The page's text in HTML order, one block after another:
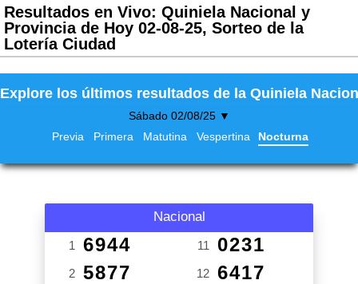
Resultados en Vivo: Quiniela Nacional y
Provincia de Hoy 02-08-25, Sorteo de la
Lotería Ciudad
Explore los últimos resultados de la Quiniela
Sábado 02/08/25 ▼
Previa
Primera Matutina Vespertina Nocturna
Nacional
1 6944
2 5877
11 0231
12 6417